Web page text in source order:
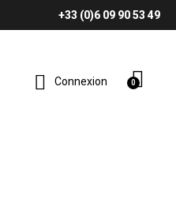
+33 (0)6 09 90 53 49
Connexion